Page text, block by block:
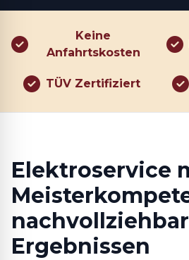
Keine
Anfahrtskosten
TÜV Zertifiziert
Elektroservice
Ergebnissen